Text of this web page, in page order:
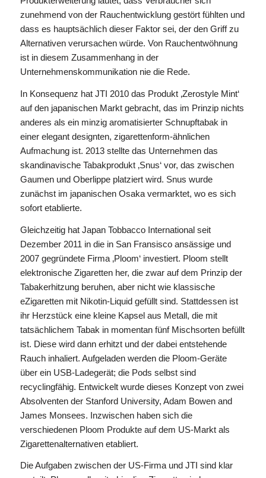
zunehmend von der Rauchentwicklung gestört fühlten und
dass es hauptsächlich dieser Faktor sei, der den Griff zu
Alternativen verursachen würde. Von Rauchentwöhnung
ist in diesem Zusammenhang in der
Unternehmenskommunikation nie die Rede.
In Konsequenz hat JTI 2010 das Produkt ‚Zerostyle Mint‘
auf den japanischen Markt gebracht, das im Prinzip nichts
anderes als ein minzig aromatisierter Schnupftabak in
einer elegant designten, zigarettenform-ähnlichen
Aufmachung ist. 2013 stellte das Unternehmen das
skandinavische Tabakprodukt ‚Snus‘ vor, das zwischen
Gaumen und Oberlippe platziert wird. Snus wurde
zunächst im japanischen Osaka vermarktet, wo es sich
sofort etablierte.
Gleichzeitig hat Japan Tobbacco International seit
Dezember 2011 in die in San Fransisco ansässige und
2007 gegründete Firma ‚Ploom‘ investiert. Ploom stellt
elektronische Zigaretten her, die zwar auf dem Prinzip der
Tabakerhitzung beruhen, aber nicht wie klassische
eZigaretten mit Nikotin-Liquid gefüllt sind. Stattdessen ist
ihr Herzstück eine kleine Kapsel aus Metall, die mit
tatsächlichem Tabak in momentan fünf Mischsorten befüllt
ist. Diese wird dann erhitzt und der dabei entstehende
Rauch inhaliert. Aufgeladen werden die Ploom-Geräte
über ein USB-Ladegerät; die Pods selbst sind
recyclingfähig. Entwickelt wurde dieses Konzept von zwei
Absolventen der Stanford University, Adam Bowen and
James Monsees. Inzwischen haben sich die
verschiedenen Ploom Produkte auf dem US-Markt als
Zigarettenalternativen etabliert.
Die Aufgaben zwischen der US-Firma und JTI sind klar